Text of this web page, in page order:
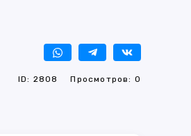
ID: 2808 Просмотров: 0